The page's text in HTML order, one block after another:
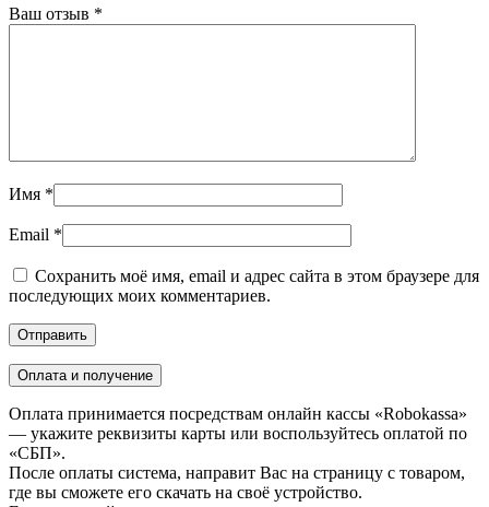
Ваш отзыв *
Имя *
Email *
Сохранить моё имя, email и адрес сайта в этом браузере для
последующих моих комментариев.
Оплата и получение
Оплата принимается посредствам онлайн кассы «Robokassa»
— укажите реквизиты карты или воспользуйтесь оплатой по
«СБП».
После оплаты система, направит Вас на страницу с товаром,
где вы сможете его скачать на своё устройство.